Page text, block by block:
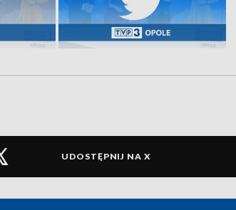
UDOSTĘPNIJ NA X